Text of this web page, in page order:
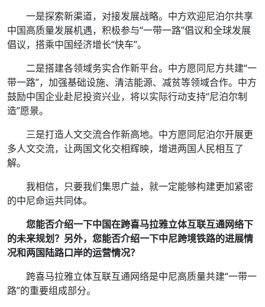
一是探索新渠道，对接发展战略。中方欢迎尼泊尔共享
中国高质量发展机遇，积极参与“一带一路”倡议和全球发展
倡议，搭乘中国经济增长“快车”。
二是搭建各领域务实合作新平台。中方愿同尼方共建“一
带一路”，加强基础设施、清洁能源、减贫等领域合作。中方
鼓励中国企业赴尼投资兴业，将以实际行动支持“尼泊尔制
造”愿景。
三是打造人文交流合作新高地。中方愿同尼泊尔开展更
多人文交流，让两国文化交相辉映，增进两国人民相互了
解。
我相信，只要我们集思广益，就一定能够构建更加紧密
的中尼命运共同体。
您能否介绍一下中国在跨喜马拉雅立体互联互通网络下
的未来规划？另外，您能否介绍一下中尼跨境铁路的进展情
况和两国陆路口岸的运营情况？
跨喜马拉雅立体互联互通网络是中尼高质量共建“一带一
路”的重要组成部分。